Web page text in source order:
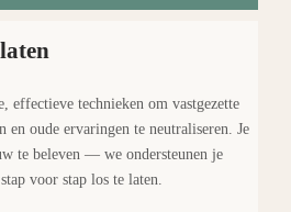
effectieve technieken om vastgezette
en oude ervaringen te neutraliseren. Je
te beleven — we ondersteunen je
voor stap los te laten.